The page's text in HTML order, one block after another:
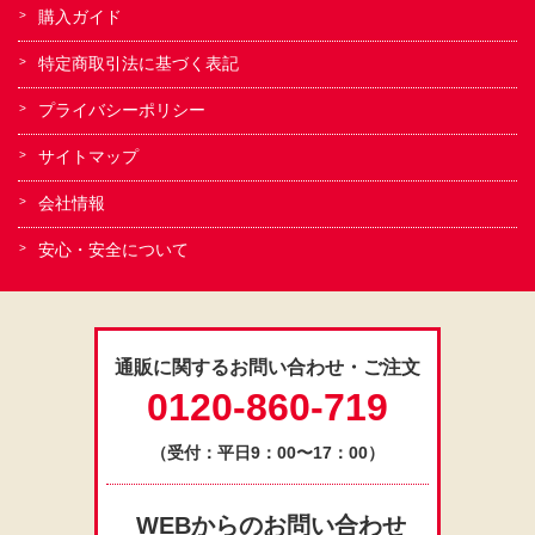
購入ガイド
特定商取引法に基づく表記
プライバシーポリシー
サイトマップ
会社情報
安心・安全について
通販に関するお問い合わせ・ご注文
0120-860-719
（受付：平日9：00〜17：00）
WEBからのお問い合わせ